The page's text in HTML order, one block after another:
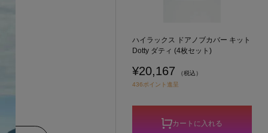
ハイラックス ドアノブカバー キット
Dotty ダティ (4枚セット)
¥20,167
（税込）
436ポイント進呈
カートに入れる